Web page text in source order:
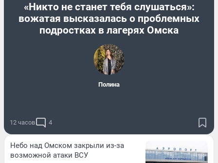
«Никто не станет тебя слушаться»:
вожатая высказалась о проблемных
подростках в лагерях Омска
Полина
12 часов 4
Небо над Омском закрыли из-за
возможной атаки ВСУ